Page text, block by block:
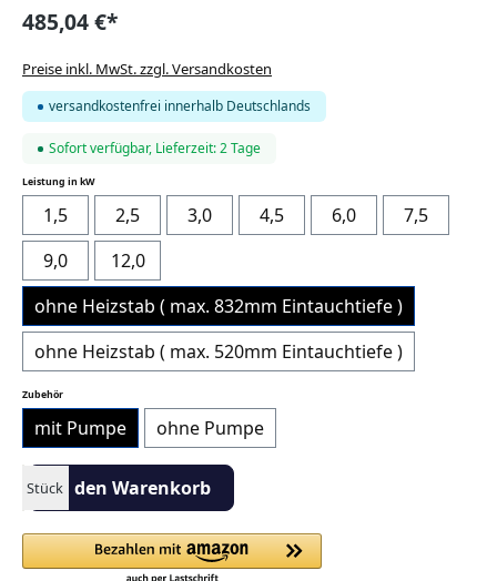
485,04 €*
Preise inkl. MwSt. zzgl. Versandkosten
versandkostenfrei innerhalb Deutschlands
Sofort verfügbar, Lieferzeit: 2 Tage
Leistung in kWauswählen
1,5 2,5 3,0 4,5 6,0
7,5
9,0
12,0
ohne Heizstab ( max. 832mm Eintauchtiefe )
ohne Heizstab ( max. 520mm Eintauchtiefe )
Zubehörauswählen
mit Pumpe ohne Pumpe
Produkt Anzahl: Gib den gewünschten Wert ein oder benutze
StückIn den Warenkorb